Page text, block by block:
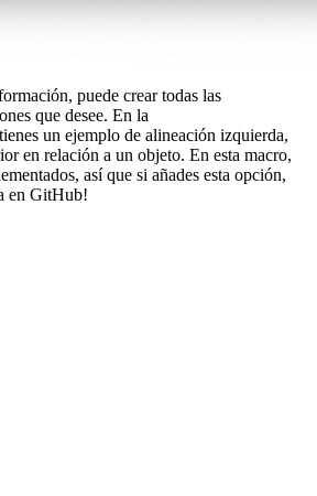
puede crear todas las
que desee. En la
un ejemplo de alineación izquierda,
en relación a un objeto. En esta macro,
así que si añades esta opción,
en GitHub!